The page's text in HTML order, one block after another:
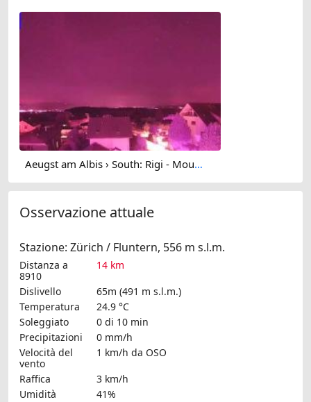
Aeugst am Albis › South: Rigi - Mount Pilatus
Osservazione attuale
Stazione: Zürich / Fluntern, 556 m s.l.m.
Distanza a
8910
14 km
Dislivello
65m (491 m s.l.m.)
Temperatura
24.9 °C
Soleggiato
0 di 10 min
Precipitazioni
0 mm/h
Velocità del
vento
1 km/h da OSO
Raffica
3 km/h
Umidità
41%